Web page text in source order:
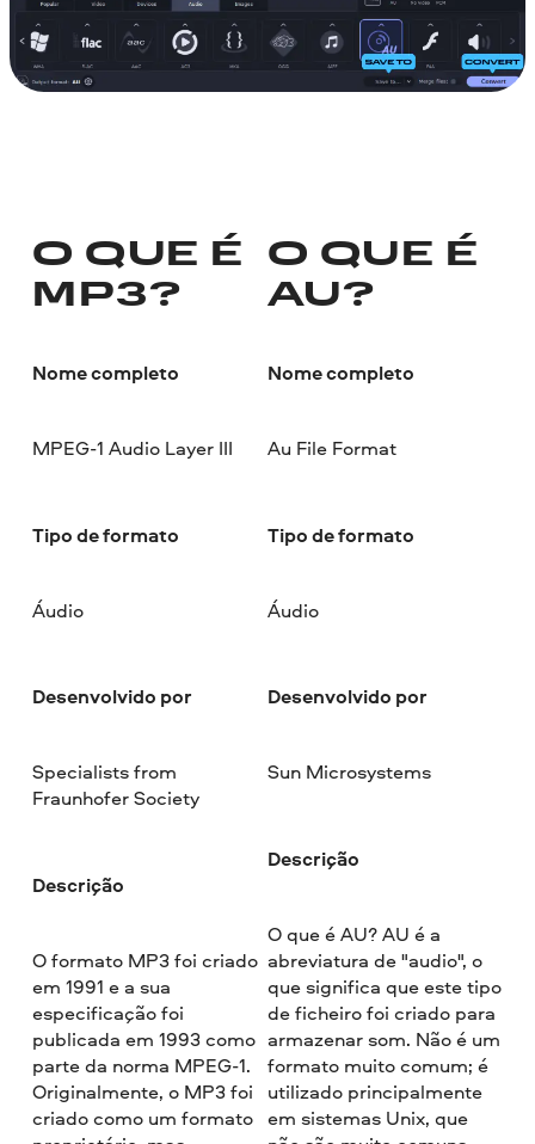
O QUE É
MP3?
Nome completo
MPEG-1 Audio Layer III
Tipo de formato
Áudio
Desenvolvido por
Specialists from
Fraunhofer Society
Descrição
O formato MP3 foi criado
em 1991 e a sua
especificação foi
publicada em 1993 como
parte da norma MPEG-1.
Originalmente, o MP3 foi
criado como um formato
O QUE É
AU?
Nome completo
Au File Format
Tipo de formato
Áudio
Desenvolvido por
Sun Microsystems
Descrição
O que é AU? AU é a
abreviatura de "audio", o
que significa que este tipo
de ficheiro foi criado para
armazenar som. Não é um
formato muito comum; é
utilizado principalmente
em sistemas Unix, que